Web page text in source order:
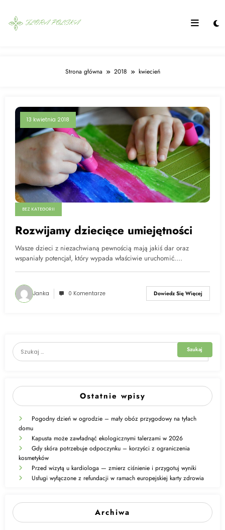
content
Strona główna 2018 kwiecień
13 kwietnia 2018
BEZ KATEGORII
Rozwijamy dziecięce umiejętności
Wasze dzieci z niezachwianą pewnością mają jakiś dar oraz
wspaniały potencjał, który wypada właściwie uruchomić.…
Janka 0 Komentarze Dowiedz Się Więcej
Ostatnie wpisy
Pogodny dzień w ogrodzie – mały obóz przygodowy na tyłach
domu
Kapusta może zawładnąć ekologicznymi talerzami w 2026
Gdy skóra potrzebuje odpoczynku – korzyści z ograniczenia
kosmetyków
Przed wizytą u kardiologa — zmierz ciśnienie i przygotuj wyniki
Usługi wyłączone z refundacji w ramach europejskiej karty zdrowia
Archiwa